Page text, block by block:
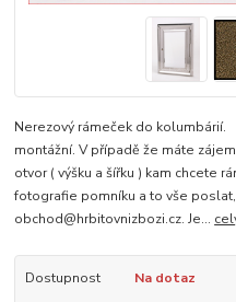
Nerezový rámeček do
montážní. V případě že máte
otvor ( výšku a šířku ) kam chcete
fotografie pomníku a to vše
obchod@hrbitovnizbozi.cz. Je...
Dostupnost
Na dotaz